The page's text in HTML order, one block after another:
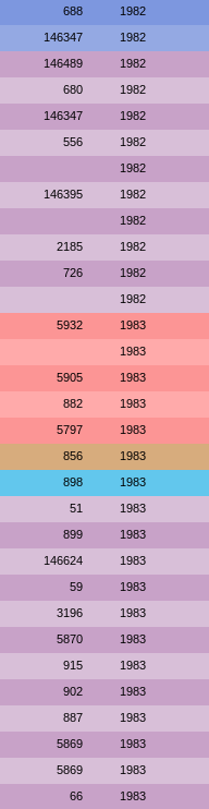
688 1982
146347 1982
146489 1982
680 1982
146347 1982
556 1982
1982
146395 1982
1982
2185 1982
726 1982
1982
5932 1983
1983
5905 1983
882 1983
5797 1983
856 1983
898 1983
51 1983
899 1983
146624 1983
59 1983
3196 1983
5870 1983
915 1983
902 1983
887 1983
5869 1983
5869 1983
66 1983